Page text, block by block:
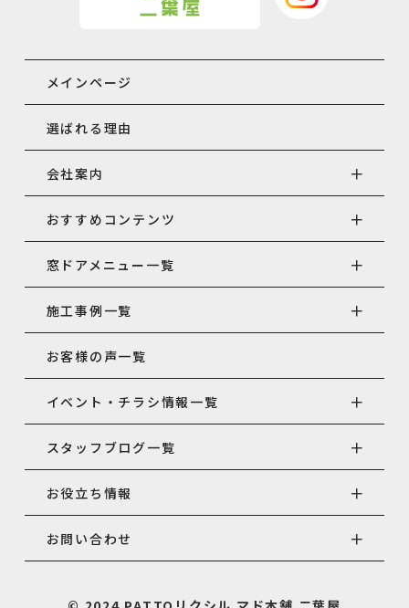
メインページ
選ばれる理由
会社案内
おすすめコンテンツ
窓ドアメニュー一覧
施工事例一覧
お客様の声一覧
イベント・チラシ情報一覧
スタッフブログ一覧
お役立ち情報
お問い合わせ